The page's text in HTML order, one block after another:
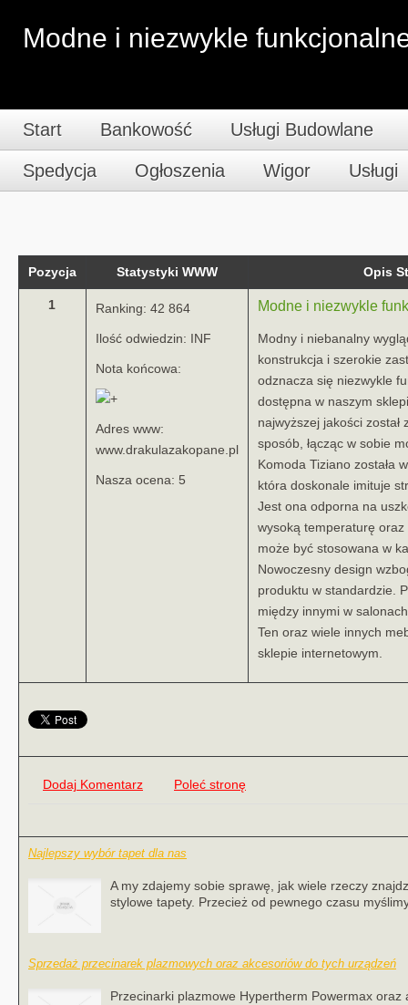
Modne i niezwykle
Start Bankowość Usługi Budowlane
Spedycja Ogłoszenia Wigor Usługi
Pozycja Statystyki WWW Opis
1 Ranking: 42 864
Ilość odwiedzin: INF
Nota końcowa:
Adres www:
www.drakulazakopane.pl
Nasza ocena: 5
Modne i niezwykle
Modny i niebanalny
konstrukcja i szerokie
odznacza się niezwykle
dostępna w naszym
najwyższej jakości
sposób, łącząc w sobie
Komoda Tiziano została
która doskonale imituje
Jest ona odporna na
wysoką temperaturę
może być stosowana w
Nowoczesny design
produktu w standardzie.
między innymi w
Ten oraz wiele innych
sklepie internetowym.
Dodaj Komentarz Poleć stronę
Najlepszy wybór tapet dla nas
A my zdajemy sobie sprawę, jak wiele rzeczy
stylowe tapety. Przecież od pewnego czasu
Sprzedaż przecinarek plazmowych oraz akcesoriów do tych urządzeń
Przecinarki plazmowe Hypertherm Powermax